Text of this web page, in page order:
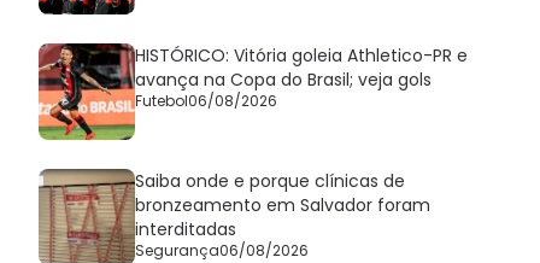
HISTÓRICO: Vitória goleia Athletico-PR e
avança na Copa do Brasil; veja gols
Futebol06/08/2026
Saiba onde e porque clínicas de
bronzeamento em Salvador foram
interditadas
Segurança06/08/2026